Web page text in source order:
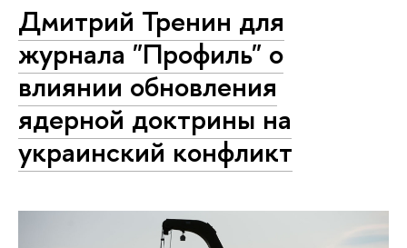
Дмитрий Тренин для
журнала "Профиль" о
влиянии обновления
ядерной доктрины на
украинский конфликт